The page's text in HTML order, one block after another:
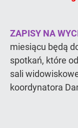
ZAPISY NA
miesiącu będą
spotkań, które
sali
koordynatora